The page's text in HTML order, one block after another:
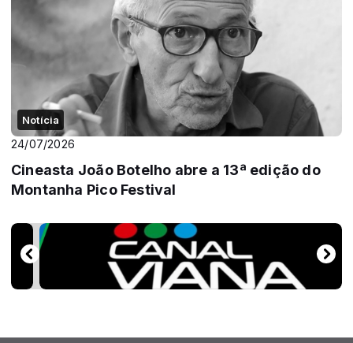
Notícia
24/07/2026
Cineasta João Botelho abre a 13ª edição do
Montanha Pico Festival